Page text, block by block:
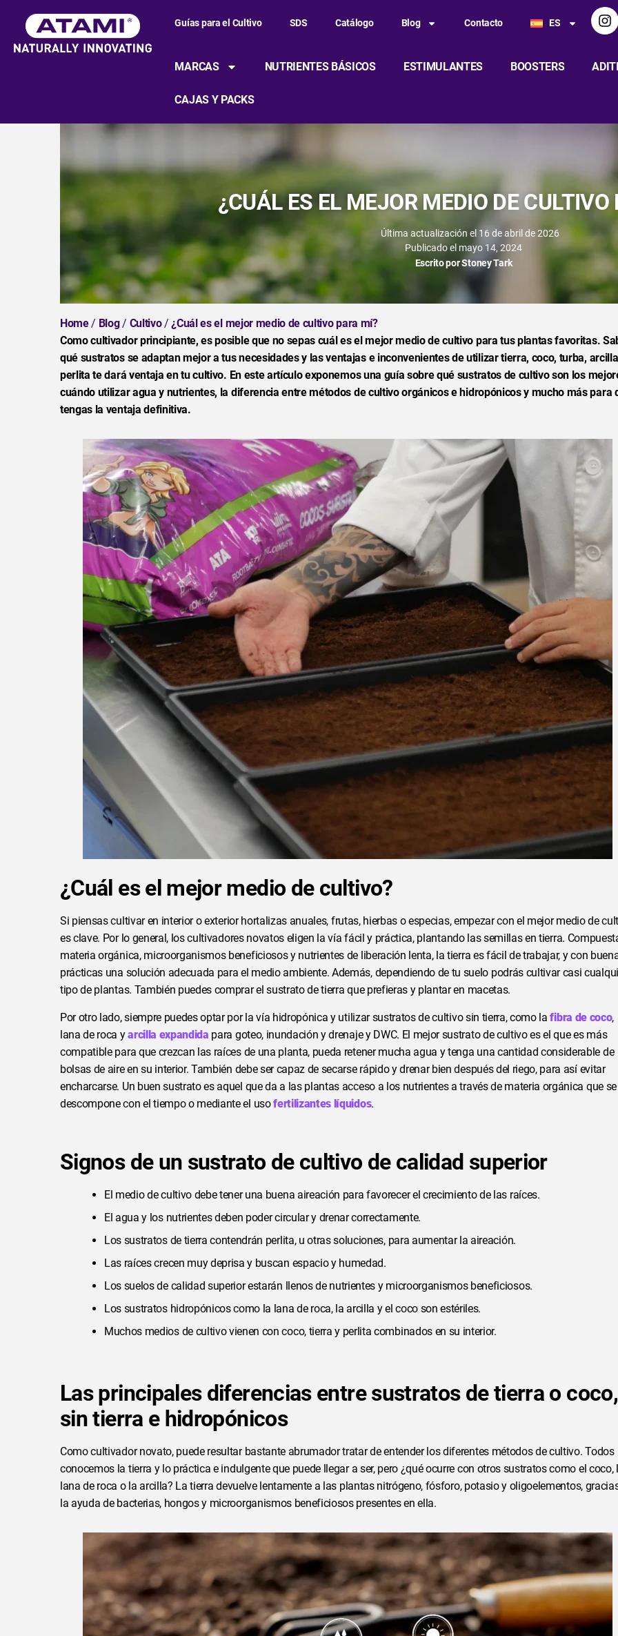
Guías para el Cultivo SDS Catálogo Blog Contacto ES
MARCAS NUTRIENTES BÁSICOS ESTIMULANTES BOOSTERS
CAJAS Y PACKS
¿CUÁL ES EL MEJOR MEDIO DE
Última actualización el 16 de abril de 2026
Publicado el mayo 14, 2024
Escrito porStoney Tark
Home/ Blog/ Cultivo/¿Cuál es el mejor medio de cultivo para mí?
Como cultivador principiante, es posible que no sepas cuál es el mejor medio de cultivo para tus plantas favoritas.
qué sustratos se adaptan mejor a tus necesidades y las ventajas e inconvenientes de utilizar tierra, coco, turba,
perlita te dará ventaja en tu cultivo. En este artículo exponemos una guía sobre qué sustratos de cultivo son los
cuándo utilizar agua y nutrientes, la diferencia entre métodos de cultivo orgánicos e hidropónicos y mucho más para
tengas la ventaja definitiva.
¿Cuál es el mejor medio de cultivo?
Si piensas cultivar en interior o exterior hortalizas anuales, frutas, hierbas o especias, empezar con el mejor medio de
es clave. Por lo general, los cultivadores novatos eligen la vía fácil y práctica, plantando las semillas en tierra.
materia orgánica, microorganismos beneficiosos y nutrientes de liberación lenta, la tierra es fácil de trabajar, y con
prácticas una solución adecuada para el medio ambiente. Además, dependiendo de tu suelo podrás cultivar casi
tipo de plantas. También puedes comprar el sustrato de tierra que prefieras y plantar en macetas.
Por otro lado, siempre puedes optar por la vía hidropónica y utilizar sustratos de cultivo sin tierra, como lafibra de coco,
lana de roca yarcilla expandida para goteo, inundación y drenaje y DWC. El mejor sustrato de cultivo es el que es más
compatible para que crezcan las raíces de una planta, pueda retener mucha agua y tenga una cantidad considerable de
bolsas de aire en su interior. También debe ser capaz de secarse rápido y drenar bien después del riego, para así evitar
encharcarse. Un buen sustrato es aquel que da a las plantas acceso a los nutrientes a través de materia orgánica que se
descompone con el tiempo o mediante el usofertilizantes líquidos.
Signos de un sustrato de cultivo de calidad superior
El medio de cultivo debe tener una buena aireación para favorecer el crecimiento de las raíces.
El agua y los nutrientes deben poder circular y drenar correctamente.
Los sustratos de tierra contendrán perlita, u otras soluciones, para aumentar la aireación.
Las raíces crecen muy deprisa y buscan espacio y humedad.
Los suelos de calidad superior estarán llenos de nutrientes y microorganismos beneficiosos.
Los sustratos hidropónicos como la lana de roca, la arcilla y el coco son estériles.
Muchos medios de cultivo vienen con coco, tierra y perlita combinados en su interior.
Las principales diferencias entre sustratos de tierra o coco,
sin tierra e hidropónicos
Como cultivador novato, puede resultar bastante abrumador tratar de entender los diferentes métodos de cultivo. Todos
conocemos la tierra y lo práctica e indulgente que puede llegar a ser, pero ¿qué ocurre con otros sustratos como el coco,
lana de roca o la arcilla? La tierra devuelve lentamente a las plantas nitrógeno, fósforo, potasio y oligoelementos,
la ayuda de bacterias, hongos y microorganismos beneficiosos presentes en ella.